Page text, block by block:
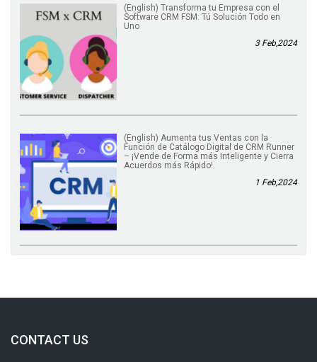
(English) Transforma tu Empresa con el
Software CRM FSM: Tú Solución Todo en
Uno
3 Feb,2024
(English) Aumenta tus Ventas con la
Función de Catálogo Digital de CRM Runner
– ¡Vende de Forma más Inteligente y Cierra
Acuerdos más Rápido!
1 Feb,2024
CONTACT US